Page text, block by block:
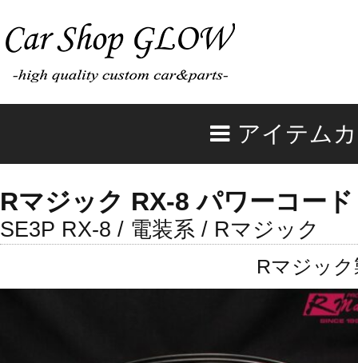
アイテム
Rマジック RX-8 パワーコー
SE3P RX-8 / 電装系 / Rマジック
Rマジッ